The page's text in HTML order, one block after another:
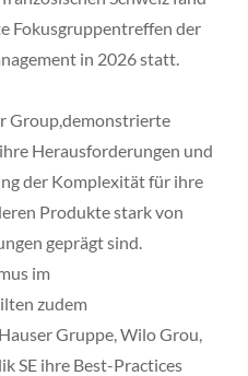
Fokusgruppentreffen der
in 2026 statt.
Group,demonstrierte
Herausforderungen und
der Komplexität für ihre
Produkte stark von
geprägt sind.
im
zudem
Gruppe, Wilo Grou,
SE ihre Best-Practices